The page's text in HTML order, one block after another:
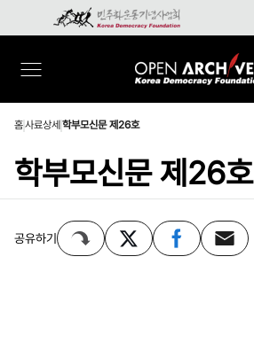
홈사료상세 학부모신문 제26호
학부모신문 제26호
공유하기